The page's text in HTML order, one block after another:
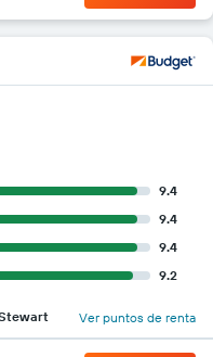
9.4
9.4
9.4
9.2
Ver puntos de renta